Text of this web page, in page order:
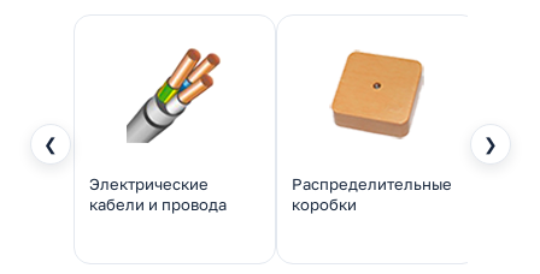
❮ ❯
Электрические
кабели и провода
Распределительные
коробки